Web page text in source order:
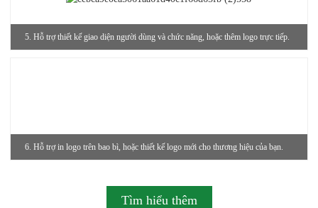
5. Hỗ trợ thiết kế giao diện người dùng và chức năng, hoặc thêm logo trực tiếp.
6. Hỗ trợ in logo trên bao bì, hoặc thiết kế logo mới cho thương hiệu của bạn.
Tìm hiểu thêm